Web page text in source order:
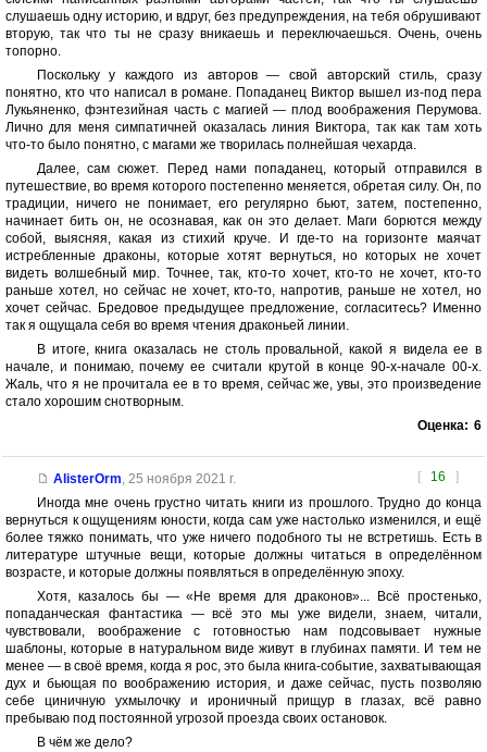
слушаешь одну историю, и вдруг, без предупреждения, на тебя обрушивают
вторую, так что ты не сразу вникаешь и переключаешься. Очень, очень
топорно.
Поскольку у каждого из авторов — свой авторский стиль, сразу
понятно, кто что написал в романе. Попаданец Виктор вышел из-под пера
Лукьяненко, фэнтезийная часть с магией — плод воображения Перумова.
Лично для меня симпатичней оказалась линия Виктора, так как там хоть
что-то было понятно, с магами же творилась полнейшая чехарда.
Далее, сам сюжет. Перед нами попаданец, который отправился в
путешествие, во время которого постепенно меняется, обретая силу. Он, по
традиции, ничего не понимает, его регулярно бьют, затем, постепенно,
начинает бить он, не осознавая, как он это делает. Маги борются между
собой, выясняя, какая из стихий круче. И где-то на горизонте маячат
истребленные драконы, которые хотят вернуться, но которых не хочет
видеть волшебный мир. Точнее, так, кто-то хочет, кто-то не хочет, кто-то
раньше хотел, но сейчас не хочет, кто-то, напротив, раньше не хотел, но
хочет сейчас. Бредовое предыдущее предложение, согласитесь? Именно
так я ощущала себя во время чтения драконьей линии.
В итоге, книга оказалась не столь провальной, какой я видела ее в
начале, и понимаю, почему ее считали крутой в конце 90-х-начале 00-х.
Жаль, что я не прочитала ее в то время, сейчас же, увы, это произведение
стало хорошим снотворным.
Оценка: 6
[ 16 ]
AlisterOrm, 25 ноября 2021 г.
Иногда мне очень грустно читать книги из прошлого. Трудно до конца
вернуться к ощущениям юности, когда сам уже настолько изменился, и ещё
более тяжко понимать, что уже ничего подобного ты не встретишь. Есть в
литературе штучные вещи, которые должны читаться в определённом
возрасте, и которые должны появляться в определённую эпоху.
Хотя, казалось бы — «Не время для драконов»... Всё простенько,
попаданческая фантастика — всё это мы уже видели, знаем, читали,
чувствовали, воображение с готовностью нам подсовывает нужные
шаблоны, которые в натуральном виде живут в глубинах памяти. И тем не
менее — в своё время, когда я рос, это была книга-событие, захватывающая
дух и бьющая по воображению история, и даже сейчас, пусть позволяю
себе циничную ухмылочку и ироничный прищур в глазах, всё равно
пребываю под постоянной угрозой проезда своих остановок.
В чём же дело?